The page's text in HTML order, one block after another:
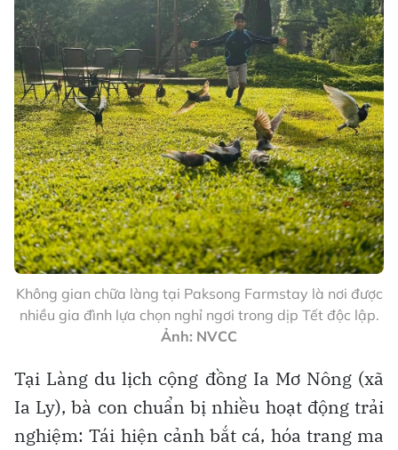
Không gian chữa làng tại Paksong Farmstay là nơi được
nhiều gia đình lựa chọn nghỉ ngơi trong dịp Tết độc lập.
Ảnh: NVCC
Tại Làng du lịch cộng đồng Ia Mơ Nông (xã
Ia Ly), bà con chuẩn bị nhiều hoạt động trải
nghiệm: Tái hiện cảnh bắt cá, hóa trang ma